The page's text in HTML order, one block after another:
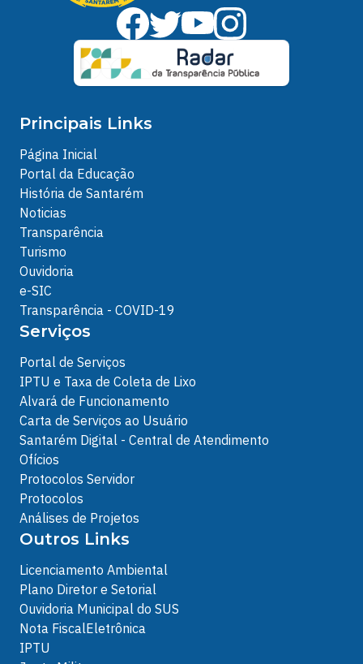
Principais Links
Página Inicial
Portal da Educação
História de Santarém
Noticias
Transparência
Turismo
Ouvidoria
e-SIC
Transparência - COVID-19
Serviços
Portal de Serviços
IPTU e Taxa de Coleta de Lixo
Alvará de Funcionamento
Carta de Serviços ao Usuário
Santarém Digital - Central de Atendimento
Ofícios
Protocolos Servidor
Protocolos
Análises de Projetos
Outros Links
Licenciamento Ambiental
Plano Diretor e Setorial
Ouvidoria Municipal do SUS
Nota FiscalEletrônica
IPTU